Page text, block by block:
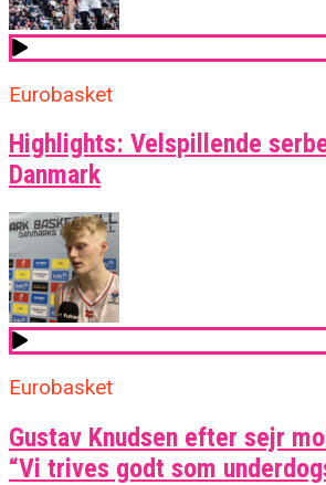
Eurobasket
Highlights: Velspillende
Danmark
Eurobasket
Gustav Knudsen efter sejr
“Vi trives godt som